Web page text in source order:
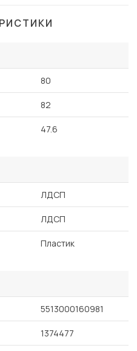
80
82
47.6
ЛДСП
ЛДСП
Пластик
5513000160981
1374477